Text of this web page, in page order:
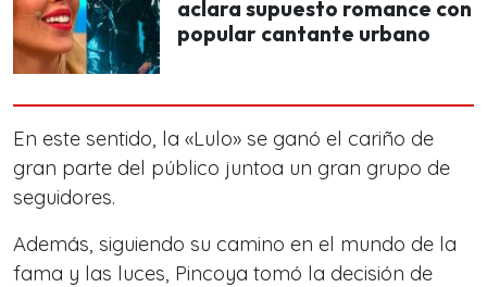
aclara supuesto romance con
popular cantante urbano
En este sentido, la «Lulo» se ganó el cariño de
gran parte del público juntoa un gran grupo de
seguidores.
Además, siguiendo su camino en el mundo de la
fama y las luces, Pincoya tomó la decisión de